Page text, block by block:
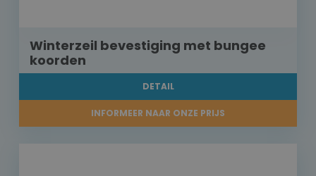
Winterzeil bevestiging met bungee
koorden
DETAIL
INFORMEER NAAR ONZE PRIJS